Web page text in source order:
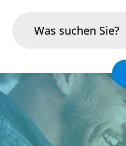
Branchen
Im Fokus
Portfolio